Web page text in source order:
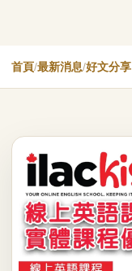
首頁/最新消息/好文分享